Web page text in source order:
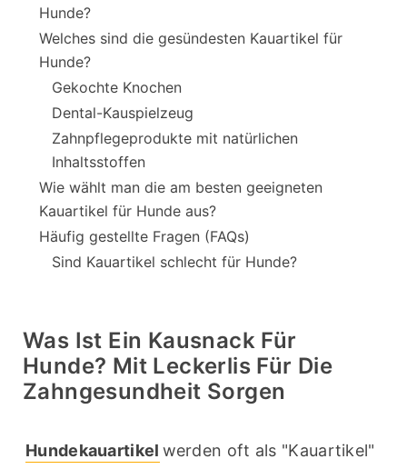
Hunde?
Welches sind die gesündesten Kauartikel für
Hunde?
Gekochte Knochen
Dental-Kauspielzeug
Zahnpflegeprodukte mit natürlichen
Inhaltsstoffen
Wie wählt man die am besten geeigneten
Kauartikel für Hunde aus?
Häufig gestellte Fragen (FAQs)
Sind Kauartikel schlecht für Hunde?
Was Ist Ein Kausnack Für
Hunde? Mit Leckerlis Für Die
Zahngesundheit Sorgen
Hundekauartikel werden oft als "Kauartikel"